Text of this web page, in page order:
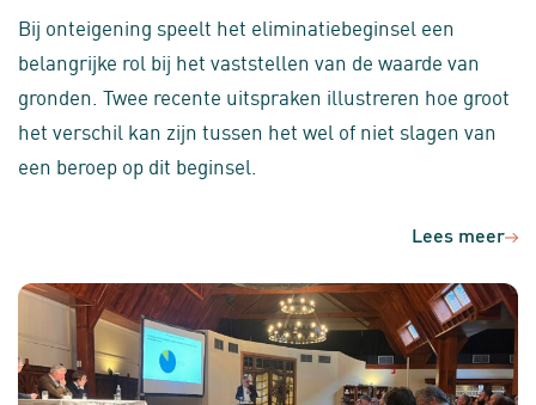
Bij onteigening speelt het eliminatiebeginsel een
belangrijke rol bij het vaststellen van de waarde van
gronden. Twee recente uitspraken illustreren hoe groot
het verschil kan zijn tussen het wel of niet slagen van
een beroep op dit beginsel.
Lees meer